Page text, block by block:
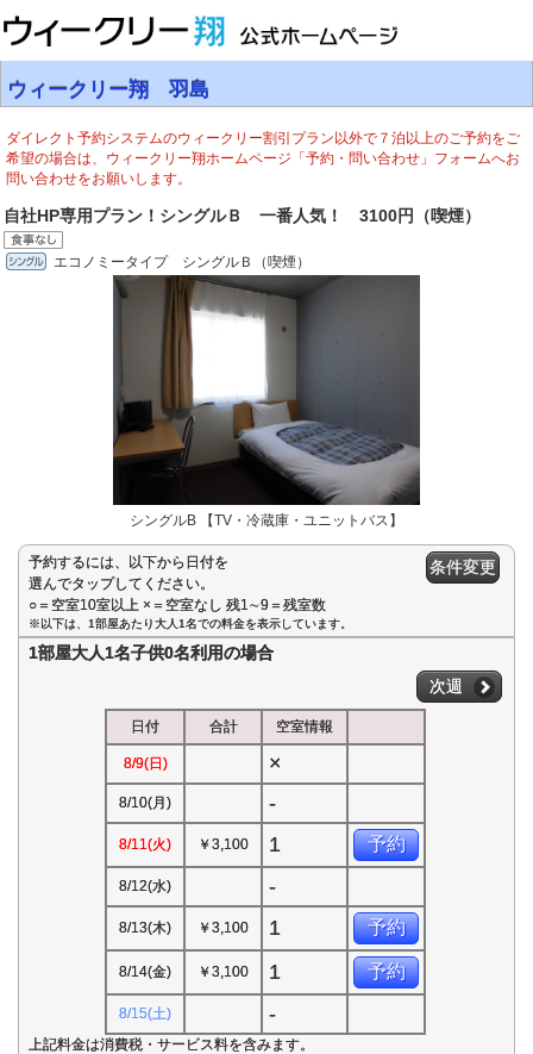
ウィークリー翔 羽島
ダイレクト予約システムのウィークリー割引プラン以外で７泊以上のご予約をご
希望の場合は、ウィークリー翔ホームページ「予約・問い合わせ」フォームへお
問い合わせをお願いします。
自社HP専用プラン！シングルＢ 一番人気！ 3100円（喫煙）
エコノミータイプ シングルＢ（喫煙）
シングルB 【TV・冷蔵庫・ユニットバス】
予約するには、以下から日付を
選んでタップしてください。
○＝空室10室以上 ×＝空室なし 残1∼9＝残室数
条件変更
※以下は、1部屋あたり大人1名での料金を表示しています。
1部屋大人1名子供0名利用の場合
次週
日付 合計 空室情報
8/9(日) ×
8/10(月) -
8/11(火) ￥3,100 1 予約
8/12(水) -
8/13(木) ￥3,100 1 予約
8/14(金) ￥3,100 1 予約
8/15(土) -
上記料金は消費税・サービス料を含みます。